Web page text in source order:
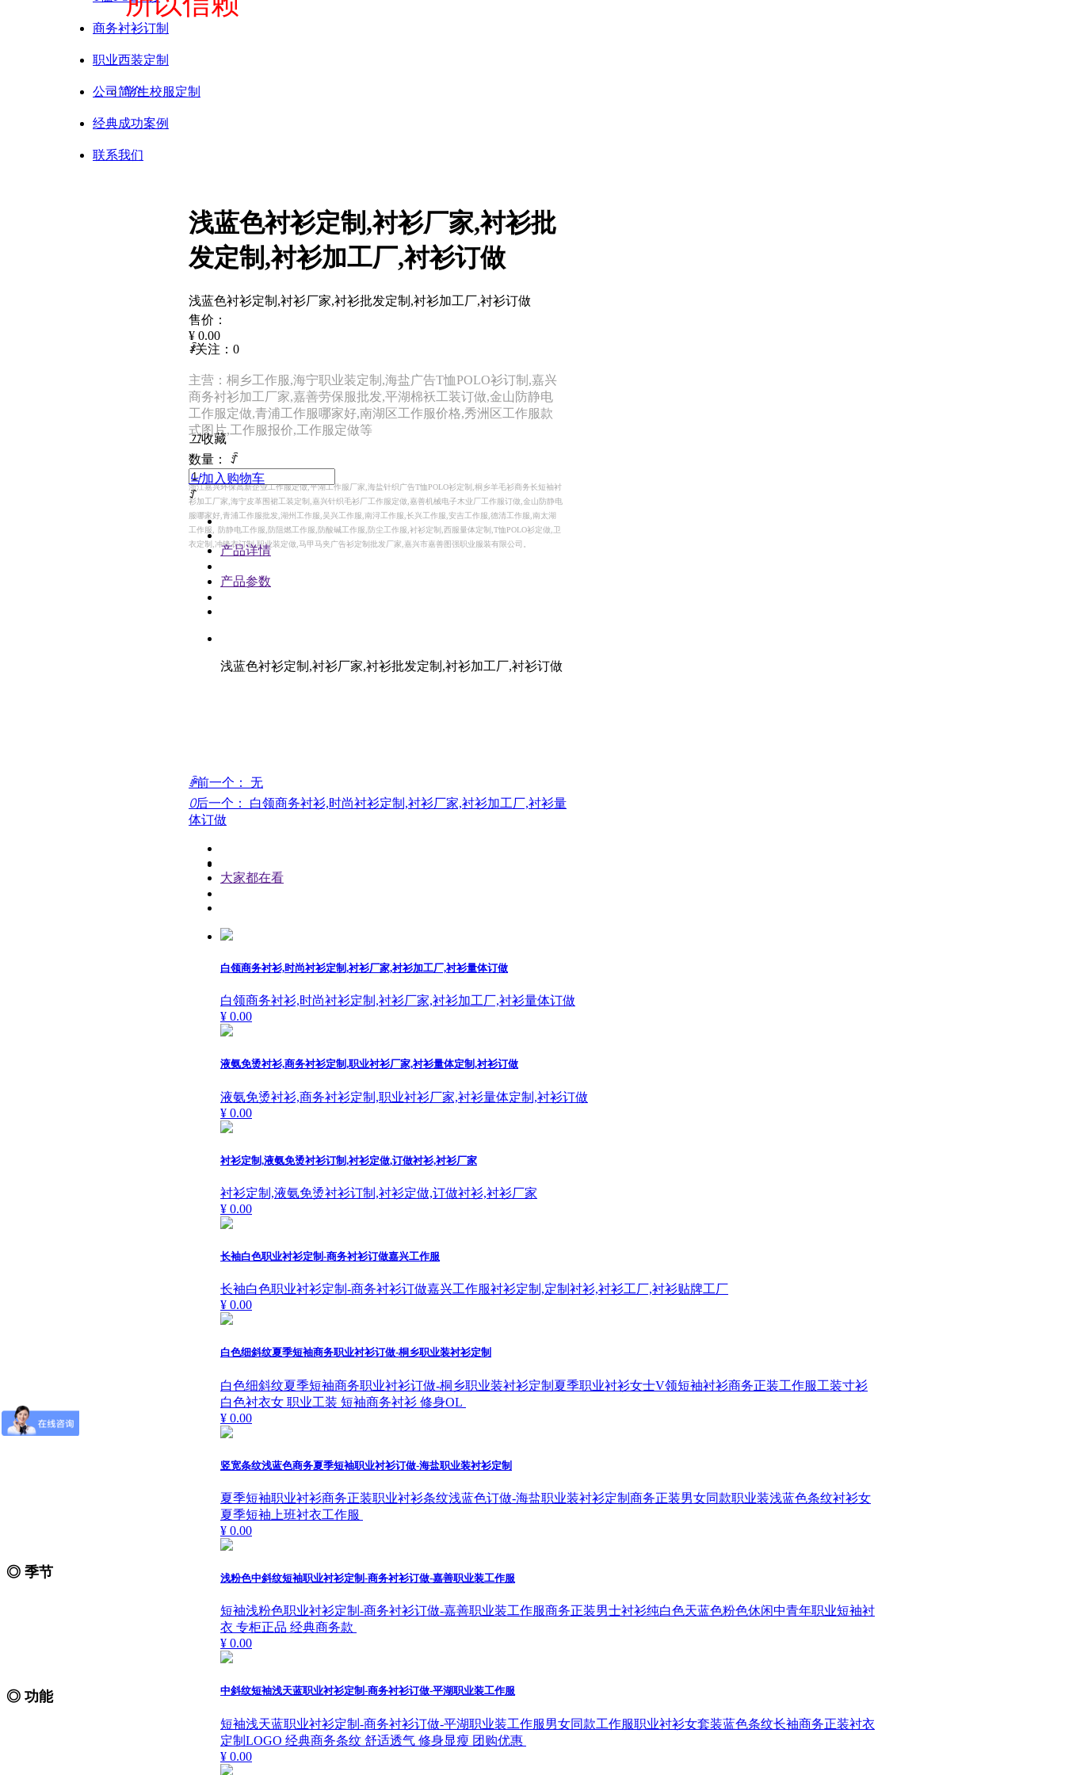
商务衬衫订制
职业西装定制
学生校服定制
公司简介
经典成功案例
联系我们
浅蓝色衬衫定制,衬衫厂家,衬衫批
发定制,衬衫加工厂,衬衫订做
浅蓝色衬衫定制,衬衫厂家,衬衫批发定制,衬衫加工厂,衬衫订做
售价：
¥ 0.00
ꄑ关注： 0
主营：桐乡工作服,海宁职业装定制,海盐广告T恤POLO衫订制,嘉兴
商务衬衫加工厂家,嘉善劳保服批发,平湖棉袄工装订做,金山防静电
工作服定做,青浦工作服哪家好,南湖区工作服价格,秀洲区工作服款
式图片,工作服报价,工作服定做等
浙江嘉兴环保高新企业工作服定做,平湖工作服厂家,海盐针织广告T恤POLO衫定制,桐乡羊毛衫商务长短袖衬
衫加工厂家,海宁皮革围裙工装定制,嘉兴针织毛衫厂工作服定做,嘉善机械电子木业厂工作服订做,金山防静电
服哪家好,青浦工作服批发,湖州工作服,吴兴工作服,南浔工作服,长兴工作服,安吉工作服,德清工作服,南太湖
工作服,
防静电工作服,防阻燃工作服,防酸碱工作服,防尘工作服,衬衫定制,西服量体定制,T恤POLO衫定做,卫
衣定制,冲锋衣订制,职业装定做,马甲马夹广告衫定制批发厂家,嘉兴市嘉善图强职业服装有限公司。
끄收藏
数量：
ꄷ
ꄸ
낙加入购物车
产品详情
产品参数
浅蓝色衬衫定制,衬衫厂家,衬衫批发定制,衬衫加工厂,衬衫订做
ꄴ前一个：
无
ꄲ后一个：
白领商务衬衫,时尚衬衫定制,衬衫厂家,衬衫加工厂,衬衫量
体订做
大家都在看
白领商务衬衫,时尚衬衫定制,衬衫厂家,衬衫加工厂,衬衫量体订做
白领商务衬衫,时尚衬衫定制,衬衫厂家,衬衫加工厂,衬衫量体订做
¥ 0.00
液氨免烫衬衫,商务衬衫定制,职业衬衫厂家,衬衫量体定制,衬衫订做
液氨免烫衬衫,商务衬衫定制,职业衬衫厂家,衬衫量体定制,衬衫订做
¥ 0.00
衬衫定制,液氨免烫衬衫订制,衬衫定做,订做衬衫,衬衫厂家
衬衫定制,液氨免烫衬衫订制,衬衫定做,订做衬衫,衬衫厂家
¥ 0.00
长袖白色职业衬衫定制-商务衬衫订做嘉兴工作服
长袖白色职业衬衫定制-商务衬衫订做嘉兴工作服衬衫定制,定制衬衫,衬衫工厂,衬衫贴牌工厂
¥ 0.00
白色细斜纹夏季短袖商务职业衬衫订做-桐乡职业装衬衫定制
白色细斜纹夏季短袖商务职业衬衫订做-桐乡职业装衬衫定制夏季职业衬衫女士V领短袖衬衫商务正装工作服工装寸衫
白色衬衣女 职业工装 短袖商务衬衫 修身OL
¥ 0.00
竖宽条纹浅蓝色商务夏季短袖职业衬衫订做-海盐职业装衬衫定制
夏季短袖职业衬衫商务正装职业衬衫条纹浅蓝色订做-海盐职业装衬衫定制商务正装男女同款职业装浅蓝色条纹衬衫女
夏季短袖上班衬衣工作服
¥ 0.00
浅粉色中斜纹短袖职业衬衫定制-商务衬衫订做-嘉善职业装工作服
短袖浅粉色职业衬衫定制-商务衬衫订做-嘉善职业装工作服商务正装男士衬衫纯白色天蓝色粉色休闲中青年职业短袖衬
衣 专柜正品 经典商务款
¥ 0.00
中斜纹短袖浅天蓝职业衬衫定制-商务衬衫订做-平湖职业装工作服
短袖浅天蓝职业衬衫定制-商务衬衫订做-平湖职业装工作服男女同款工作服职业衬衫女套装蓝色条纹长袖商务正装衬衣
定制LOGO 经典商务条纹 舒适透气 修身显瘦 团购优惠
¥ 0.00
◎ 季节
◎ 功能